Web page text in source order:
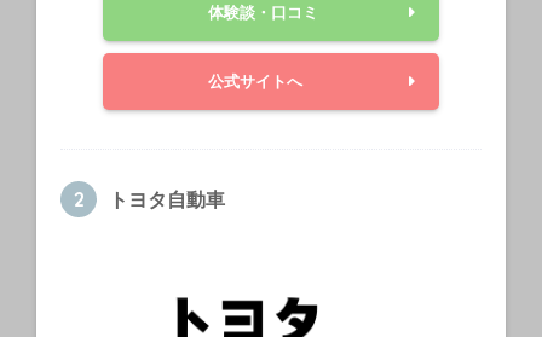
体験談・口コミ
公式サイトへ
トヨタ自動車